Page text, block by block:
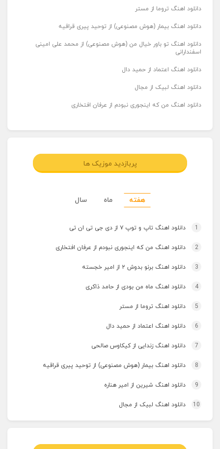
دانلود اهنگ تروما از مستر
دانلود اهنگ بیمار (هوش مصنوعی) از توحید پیری قراقیه
دانلود اهنگ تو باور خیال من (هوش مصنوعی) از محمد علی امینی
اسفندارانی
دانلود اهنگ اعتماد از حمید دال
دانلود اهنگ لبیک از مجال
دانلود اهنگ من که اینجوری نبودم از عرفان افتخاری
پربازدید موزیک ها
هفته ماه سال
1 دانلود اهنگ تاپ و توپ ۷ از دی جی تی ان تی
2 دانلود اهنگ من که اینجوری نبودم از عرفان افتخاری
3 دانلود اهنگ برنو بدوش ۲ از امیر خجسته
4 دانلود اهنگ ماه من بودی از حامد ذاکری
5 دانلود اهنگ تروما از مستر
6 دانلود اهنگ اعتماد از حمید دال
7 دانلود اهنگ زندایی از کیکاوس صالحی
8 دانلود اهنگ بیمار (هوش مصنوعی) از توحید پیری قراقیه
9 دانلود اهنگ شیرین از امیر هناره
10 دانلود اهنگ لبیک از مجال